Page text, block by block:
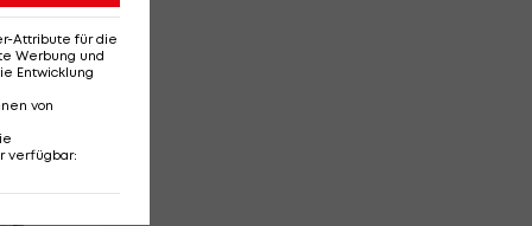
Attribute für die
Werbung und
Entwicklung
von
verfügbar: